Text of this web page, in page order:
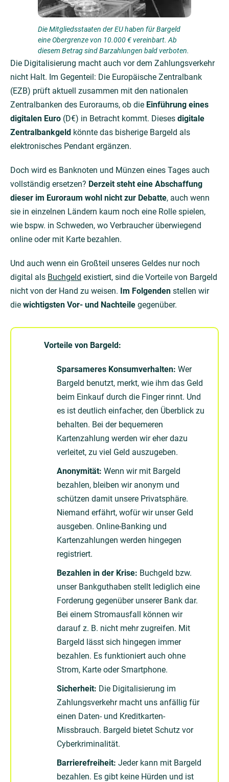
Die Mitgliedsstaaten der EU haben für Bargeld
eine Obergrenze von 10.000 € vereinbart. Ab
diesem Betrag sind Barzahlungen bald verboten.
Die Digitalisierung macht auch vor dem Zahlungsverkehr
nicht Halt. Im Gegenteil: Die Europäische Zentralbank
(EZB) prüft aktuell zusammen mit den nationalen
Zentralbanken des Euroraums, ob die Einführung eines
digitalen Euro (D€) in Betracht kommt. Dieses digitale
Zentralbankgeld könnte das bisherige Bargeld als
elektronisches Pendant ergänzen.
Doch wird es Banknoten und Münzen eines Tages auch
vollständig ersetzen? Derzeit steht eine Abschaffung
dieser im Euroraum wohl nicht zur Debatte, auch wenn
sie in einzelnen Ländern kaum noch eine Rolle spielen,
wie bspw. in Schweden, wo Verbraucher überwiegend
online oder mit Karte bezahlen.
Und auch wenn ein Großteil unseres Geldes nur noch
digital als Buchgeld existiert, sind die Vorteile von Bargeld
nicht von der Hand zu weisen. Im Folgenden stellen wir
die wichtigsten Vor- und Nachteile gegenüber.
Vorteile von Bargeld:
Sparsameres Konsumverhalten: Wer
Bargeld benutzt, merkt, wie ihm das Geld
beim Einkauf durch die Finger rinnt. Und
es ist deutlich einfacher, den Überblick zu
behalten. Bei der bequemeren
Kartenzahlung werden wir eher dazu
verleitet, zu viel Geld auszugeben.
Anonymität: Wenn wir mit Bargeld
bezahlen, bleiben wir anonym und
schützen damit unsere Privatsphäre.
Niemand erfährt, wofür wir unser Geld
ausgeben. Online-Banking und
Kartenzahlungen werden hingegen
registriert.
Bezahlen in der Krise: Buchgeld bzw.
unser Bankguthaben stellt lediglich eine
Forderung gegenüber unserer Bank dar.
Bei einem Stromausfall können wir
darauf z. B. nicht mehr zugreifen. Mit
Bargeld lässt sich hingegen immer
bezahlen. Es funktioniert auch ohne
Strom, Karte oder Smartphone.
Sicherheit: Die Digitalisierung im
Zahlungsverkehr macht uns anfällig für
einen Daten- und Kreditkarten-
Missbrauch. Bargeld bietet Schutz vor
Cyberkriminalität.
Barrierefreiheit: Jeder kann mit Bargeld
bezahlen. Es gibt keine Hürden und ist